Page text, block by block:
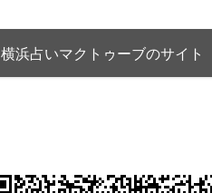
横浜占いマクトゥーブのサイト